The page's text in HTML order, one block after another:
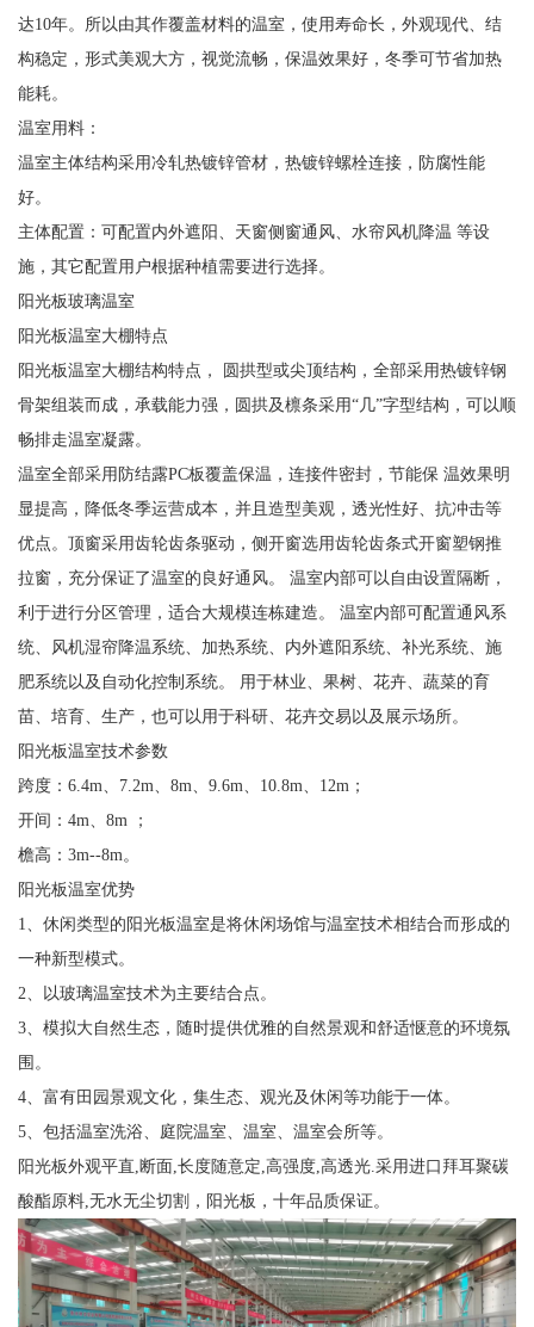
达10年。所以由其作覆盖材料的温室，使用寿命长，外观现代、结
构稳定，形式美观大方，视觉流畅，保温效果好，冬季可节省加热
能耗。
温室用料：
温室主体结构采用冷轧热镀锌管材，热镀锌螺栓连接，防腐性能
好。
主体配置：可配置内外遮阳、天窗侧窗通风、水帘风机降温 等设
施，其它配置用户根据种植需要进行选择。
阳光板玻璃温室
阳光板温室大棚特点
阳光板温室大棚结构特点， 圆拱型或尖顶结构，全部采用热镀锌钢
骨架组装而成，承载能力强，圆拱及檩条采用“几”字型结构，可以顺
畅排走温室凝露。
温室全部采用防结露PC板覆盖保温，连接件密封，节能保 温效果明
显提高，降低冬季运营成本，并且造型美观，透光性好、抗冲击等
优点。顶窗采用齿轮齿条驱动，侧开窗选用齿轮齿条式开窗塑钢推
拉窗，充分保证了温室的良好通风。 温室内部可以自由设置隔断，
利于进行分区管理，适合大规模连栋建造。 温室内部可配置通风系
统、风机湿帘降温系统、加热系统、内外遮阳系统、补光系统、施
肥系统以及自动化控制系统。 用于林业、果树、花卉、蔬菜的育
苗、培育、生产，也可以用于科研、花卉交易以及展示场所。
阳光板温室技术参数
跨度：6.4m、7.2m、8m、9.6m、10.8m、12m；
开间：4m、8m ；
檐高：3m--8m。
阳光板温室优势
1、休闲类型的阳光板温室是将休闲场馆与温室技术相结合而形成的
一种新型模式。
2、以玻璃温室技术为主要结合点。
3、模拟大自然生态，随时提供优雅的自然景观和舒适惬意的环境氛
围。
4、富有田园景观文化，集生态、观光及休闲等功能于一体。
5、包括温室洗浴、庭院温室、温室、温室会所等。
阳光板外观平直,断面,长度随意定,高强度,高透光.采用进口拜耳聚碳
酸酯原料,无水无尘切割，阳光板，十年品质保证。